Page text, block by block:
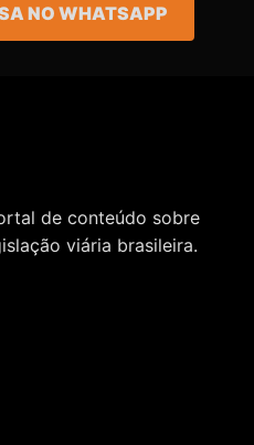
NO WHATSAPP
de conteúdo sobre
viária brasileira.